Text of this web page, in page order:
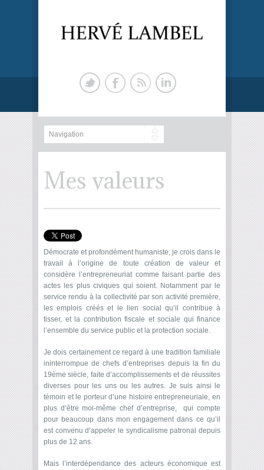
Mes valeurs
Démocrate et profondément humaniste, je crois dans le
travail à l’origine de toute création de valeur et
considère l’entrepreneuriat comme faisant partie des
actes les plus civiques qui soient. Notamment par le
service rendu à la collectivité par son activité première,
les emplois créés et le lien social qu’il contribue à
tisser, et la contribution fiscale et sociale qui finance
l’ensemble du service public et la protection sociale.
Je dois certainement ce regard à une tradition familiale
ininterrompue de chefs d’entreprises depuis la fin du
19ème siècle, faite d’accomplissements et de réussites
diverses pour les uns ou les autres. Je suis ainsi le
témoin et le porteur d’une histoire entrepreneuriale, en
plus d’être moi-même chef d’entreprise, qui compte
pour beaucoup dans mon engagement dans ce qu’il
est convenu d’appeler le syndicalisme patronal depuis
plus de 12 ans.
Mais l’interdépendance des acteurs économique est